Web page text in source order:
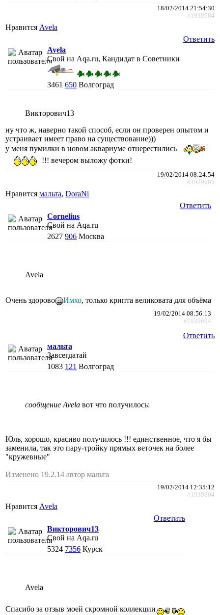
18/02/2014 21:54:30
#1939584
Нравится Avela
Ответить
Avela
Свой на Aqa.ru, Кандидат в Советники
3461 650 Волгоград
Викторович13
ну что ж, наверно такой способ, если он проверен опытом и
устраивает имеет право на существование)))
у меня пумилки в новом аквариуме отнерестились
!!! вечером выложу фотки!
19/02/2014 08:24:54
#1939685
Нравится мальта, DoraNi
Ответить
Cornelius
Свой на Aqa.ru
2627 906 Москва
Avela
Очень здорово Имхо, только крипта великовата для объёма
19/02/2014 08:56:13
#1939694
Ответить
мальта
Завсегдатай
1083 121 Волгоград
сообщение Avela вот что получилось:
Юль, хорошо, красиво получилось !!! единственное, что я бы
заменила, так это пару-тройку прямых веточек на более
"кружевные"
Изменено 19.2.14 автор мальта
19/02/2014 12:35:12
#1939804
Нравится Avela
Ответить
Викторович13
Свой на Aqa.ru
5324 7356 Курск
Avela
Спасибо за отзыв моей скромной коллекции